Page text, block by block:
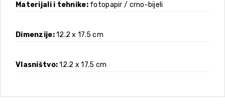
Materijali i tehnike fotopapir / crno-bijeli
Dimenzije 12.2 x 17.5 cm
Vlasništvo 12.2 x 17.5 cm